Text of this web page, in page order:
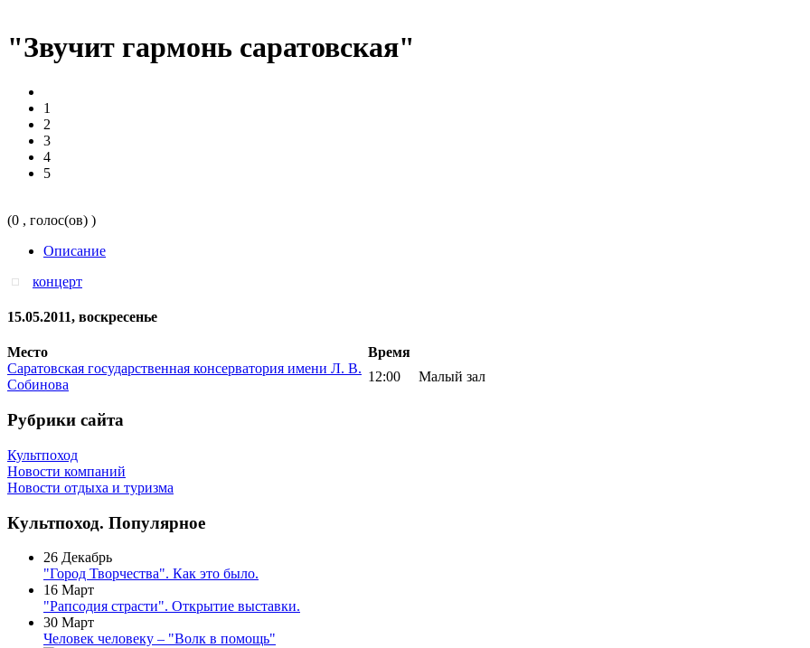
"Звучит гармонь саратовская"
1
2
3
4
5
(0 , голос(ов) )
Описание
концерт
15.05.2011, воскресенье
Место
Время
Саратовская государственная консерватория имени Л. В.
Собинова
12:00 Малый зал
Рубрики сайта
Культпоход
Новости компаний
Новости отдыха и туризма
Культпоход. Популярное
26 Декабрь
"Город Творчества". Как это было.
16 Март
"Рапсодия страсти". Открытие выставки.
30 Март
Человек человеку – "Волк в помощь"